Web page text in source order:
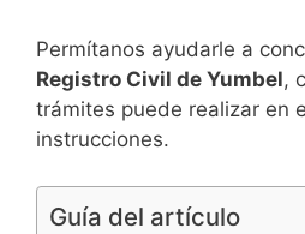
Permítanos ayudarle a
Registro Civil de Yumbel,
trámites puede realizar en
instrucciones.
Guía del artículo